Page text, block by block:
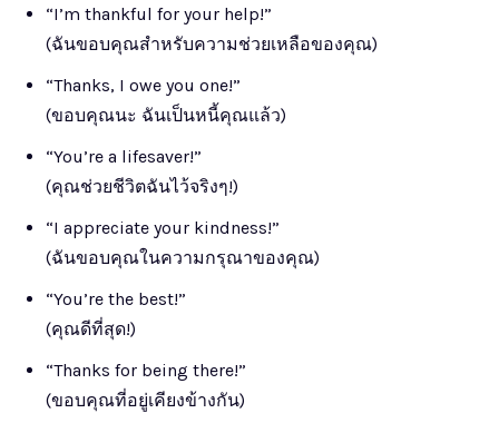
“I’m thankful for your help!”
(ฉันขอบคุณสำหรับความช่วยเหลือของคุณ)
“Thanks, I owe you one!”
(ขอบคุณนะ ฉันเป็นหนี้คุณแล้ว)
“You’re a lifesaver!”
(คุณช่วยชีวิตฉันไว้จริงๆ!)
“I appreciate your kindness!”
(ฉันขอบคุณในความกรุณาของคุณ)
“You’re the best!”
(คุณดีที่สุด!)
“Thanks for being there!”
(ขอบคุณที่อยู่เคียงข้างกัน)